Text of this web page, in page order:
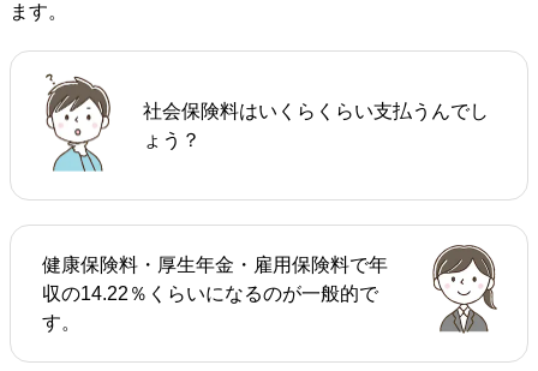
ます。
社会保険料はいくらくらい支払うんでし
ょう？
健康保険料・厚生年金・雇用保険料で年
収の14.22％くらいになるのが一般的で
す。